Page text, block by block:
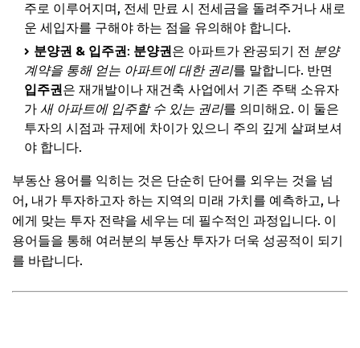
주로 이루어지며, 전세 만료 시 전세금을 돌려주거나 새로
운 세입자를 구해야 하는 점을 유의해야 합니다.
분양권 & 입주권: 분양권은 아파트가 완공되기 전 분양
계약을 통해 얻는 아파트에 대한 권리를 말합니다. 반면
입주권은 재개발이나 재건축 사업에서 기존 주택 소유자
가 새 아파트에 입주할 수 있는 권리를 의미해요. 이 둘은
투자의 시점과 규제에 차이가 있으니 주의 깊게 살펴보셔
야 합니다.
부동산 용어를 익히는 것은 단순히 단어를 외우는 것을 넘
어, 내가 투자하고자 하는 지역의 미래 가치를 예측하고, 나
에게 맞는 투자 전략을 세우는 데 필수적인 과정입니다. 이
용어들을 통해 여러분의 부동산 투자가 더욱 성공적이 되기
를 바랍니다.